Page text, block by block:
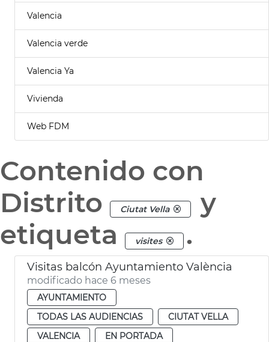
Valencia
Valencia verde
Valencia Ya
Vivienda
Web FDM
Contenido con
Distrito
Ciutat Vella
y
etiqueta
visites .
Visitas balcón Ayuntamiento València
modificado hace 6 meses
AYUNTAMIENTO
TODAS LAS AUDIENCIAS
CIUTAT VELLA
VALENCIA
EN PORTADA